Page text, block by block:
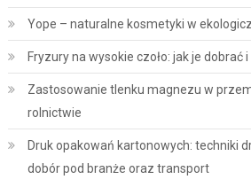
Yope – naturalne kosmetyki w
Fryzury na wysokie czoło: jak je dobrać
Zastosowanie tlenku magnezu w
rolnictwie
Druk opakowań kartonowych: techniki
dobór pod branże oraz transport